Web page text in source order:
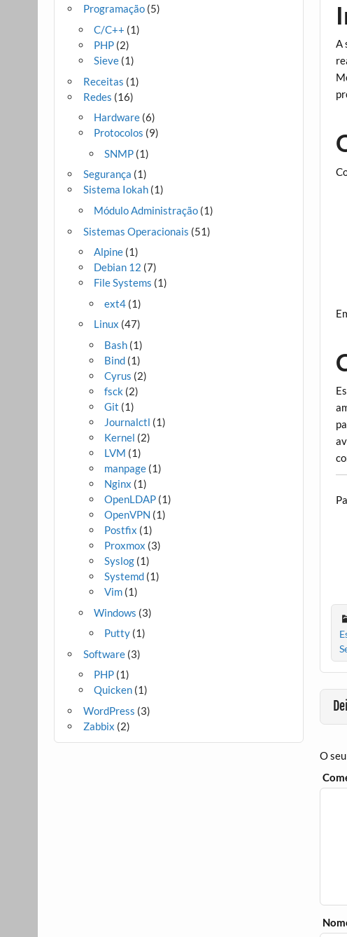
A
O
Programação(5)
C/C++ (1)
PHP(2)
Sieve(1)
Receitas (1)
Redes (16)
Hardware(6)
Protocolos (9)
SNMP(1)
Segurança (1)
Sistema Iokah(1)
Módulo Administração(1)
Sistemas Operacionais (51)
Alpine(1)
Debian 12 (7)
File Systems (1)
ext4(1)
Linux (47)
Bash(1)
Bind(1)
Cyrus (2)
fsck (2)
Git (1)
Journalctl (1)
Kernel (2)
LVM (1)
manpage(1)
Nginx (1)
OpenLDAP(1)
OpenVPN (1)
Postfix (1)
Proxmox (3)
Syslog(1)
Systemd(1)
Vim(1)
Windows (3)
Putty(1)
Software(3)
PHP(1)
Quicken(1)
WordPress (3)
Zabbix (2)